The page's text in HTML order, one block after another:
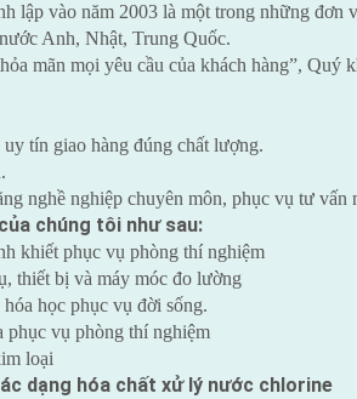
lập vào năm 2003 là một trong những
Anh, Nhật, Trung Quốc.
mãn mọi yêu cầu của khách hàng”, Quý
tín giao hàng đúng chất lượng.
nghề nghiệp chuyên môn, phục vụ tư vấn
chúng tôi như sau:
khiết phục vụ phòng thí nghiệm
thiết bị và máy móc đo lường
học phục vụ đời sống.
phục vụ phòng thí nghiệm
loại
dạng hóa chất xử lý nước chlorine